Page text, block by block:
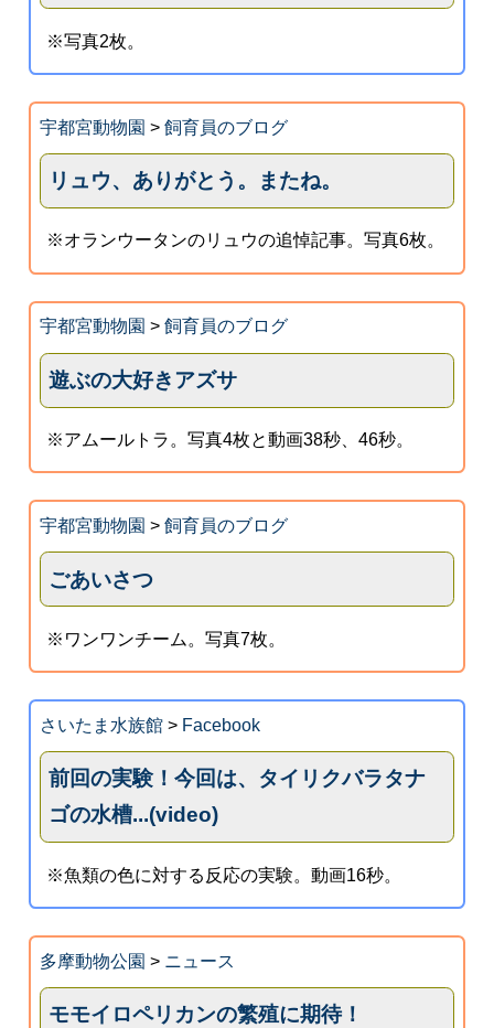
※写真2枚。
宇都宮動物園 > 飼育員のブログ
リュウ、ありがとう。またね。
※オランウータンのリュウの追悼記事。写真6枚。
宇都宮動物園 > 飼育員のブログ
遊ぶの大好きアズサ
※アムールトラ。写真4枚と動画38秒、46秒。
宇都宮動物園 > 飼育員のブログ
ごあいさつ
※ワンワンチーム。写真7枚。
さいたま水族館> Facebook
前回の実験！今回は、タイリクバラタナ
ゴの水槽...(video)
※魚類の色に対する反応の実験。動画16秒。
多摩動物公園 > ニュース
モモイロペリカンの繁殖に期待！